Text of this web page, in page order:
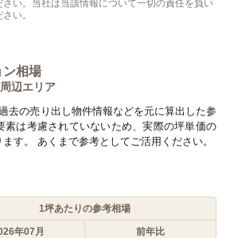
い。当社は当該情報について一切の責任を負い
い。
ン相場
辺エリア
去の売り出し物件情報などを元に算出した参
素は考慮されていないため、実際の坪単価の
す。 あくまで参考としてご活用ください。
1坪あたりの参考相場
年07月 前年比